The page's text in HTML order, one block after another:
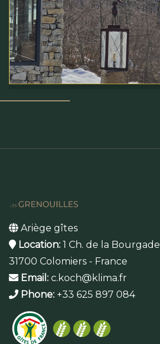
Ariège gîtes
Location: 1 Ch. de la Bourgade
31700 Colomiers - France
Email: c.koch@klima.fr
Phone: +33 625 897 084